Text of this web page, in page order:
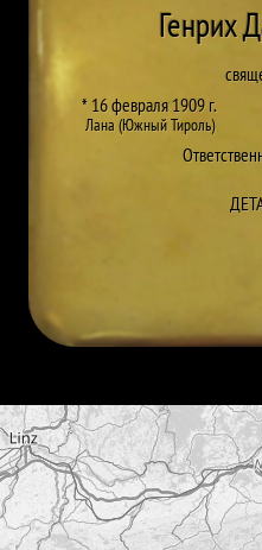
Генрих
* 16 февраля 1909 г.
Лана (Южный Тироль)
Пропустить карту